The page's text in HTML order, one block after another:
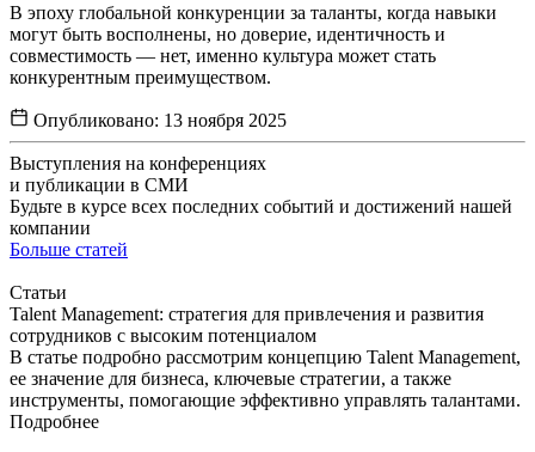
В эпоху глобальной конкуренции за таланты, когда навыки
могут быть восполнены, но доверие, идентичность и
совместимость — нет, именно культура может стать
конкурентным преимуществом.
Опубликовано: 13 ноября 2025
Выступления на конференциях
и публикации в СМИ
Будьте в курсе всех последних событий и достижений нашей
компании
Больше статей
Статьи
Talent Management: стратегия для привлечения и развития
сотрудников с высоким потенциалом
В статье подробно рассмотрим концепцию Talent Management,
ее значение для бизнеса, ключевые стратегии, а также
инструменты, помогающие эффективно управлять талантами.
Подробнее